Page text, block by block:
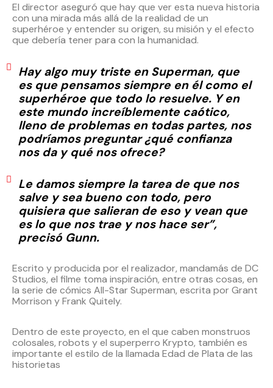
El director aseguró que hay que ver esta nueva historia
con una mirada más allá de la realidad de un
superhéroe y entender su origen, su misión y el efecto
que debería tener para con la humanidad.
Hay algo muy triste en Superman, que
es que pensamos siempre en él como el
superhéroe que todo lo resuelve. Y en
este mundo increíblemente caótico,
lleno de problemas en todas partes, nos
podríamos preguntar ¿qué confianza
nos da y qué nos ofrece?
Le damos siempre la tarea de que nos
salve y sea bueno con todo, pero
quisiera que salieran de eso y vean que
es lo que nos trae y nos hace ser”,
precisó Gunn.
Escrito y producida por el realizador, mandamás de DC
Studios, el filme toma inspiración, entre otras cosas, en
la serie de cómics All-Star Superman, escrita por Grant
Morrison y Frank Quitely.
Dentro de este proyecto, en el que caben monstruos
colosales, robots y el superperro Krypto, también es
importante el estilo de la llamada Edad de Plata de las
historietas